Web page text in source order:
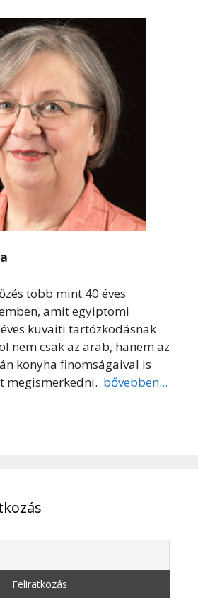
több mint 40 éves
amit egyiptomi
kuvaiti tartózkodásnak
nem csak az arab, hanem az
konyha finomságaival is
megismerkedni. bővebben...